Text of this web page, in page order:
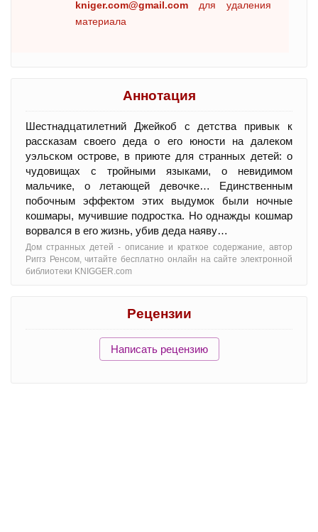
kniger.com@gmail.com для удаления
материала
Аннотация
Шестнадцатилетний Джейкоб с детства привык к
рассказам своего деда о его юности на далеком
уэльском острове, в приюте для странных детей: о
чудовищах с тройными языками, о невидимом
мальчике, о летающей девочке… Единственным
побочным эффектом этих выдумок были ночные
кошмары, мучившие подростка. Но однажды кошмар
ворвался в его жизнь, убив деда наяву…
Дом странных детей - oписание и краткое содержание, автор
Риггз Ренсом, читайте бесплатно онлайн на сайте электронной
библиотеки KNIGGER.com
Рецензии
Написать рецензию